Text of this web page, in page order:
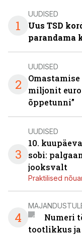
1
UUDISED
Uus TSD
parandama
2
UUDISED
miljonit
õppetunni”
3
UUDISED
10.
sobi:
jooksvalt
Praktilised
4
Numeri
tootlikkus